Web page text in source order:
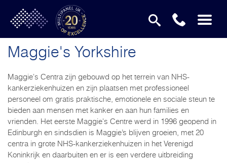
Maggie's Yorkshire
Maggie's Centra zijn gebouwd op het terrein van NHS-
kankerziekenhuizen en zijn plaatsen met professioneel
personeel om gratis praktische, emotionele en sociale steun te
bieden aan mensen met kanker en aan hun families en
vrienden. Het eerste Maggie's Centre werd in 1996 geopend in
Edinburgh en sindsdien is Maggie’s blijven groeien, met 20
centra in grote NHS-kankerziekenhuizen in het Verenigd
Koninkrijk en daarbuiten en er is een verdere uitbreiding